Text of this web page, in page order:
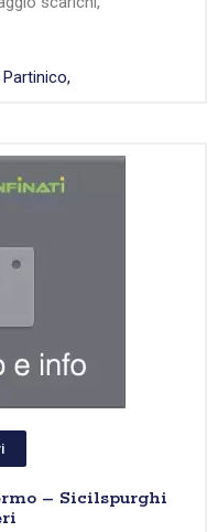
– Sicilspurghi